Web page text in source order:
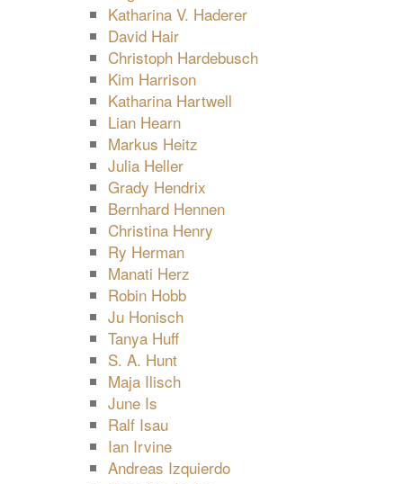
Katharina V. Haderer
David Hair
Christoph Hardebusch
Kim Harrison
Katharina Hartwell
Lian Hearn
Markus Heitz
Julia Heller
Grady Hendrix
Bernhard Hennen
Christina Henry
Ry Herman
Manati Herz
Robin Hobb
Ju Honisch
Tanya Huff
S. A. Hunt
Maja Ilisch
June Is
Ralf Isau
Ian Irvine
Andreas Izquierdo